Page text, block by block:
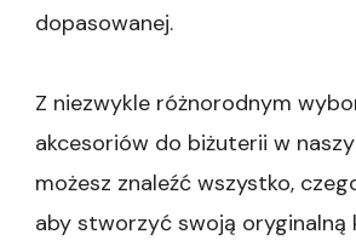
dopasowanej.
Z niezwykle różnorodnym
akcesoriów do biżuterii w
możesz znaleźć wszystko,
aby stworzyć swoją oryginalną